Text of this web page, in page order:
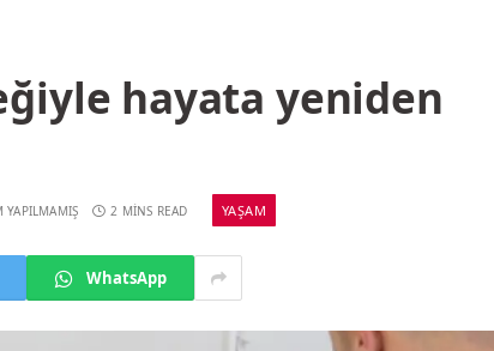
hayata yeniden
YAPILMAMIŞ 2 MINS READ YAŞAM
WhatsApp